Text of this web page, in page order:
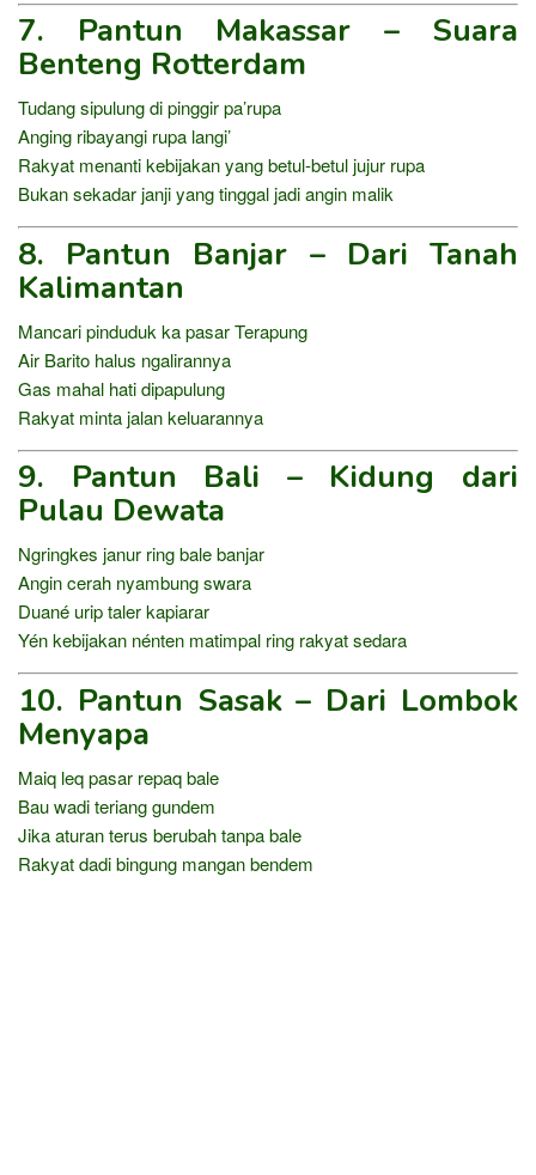
7. Pantun Makassar – Suara
Benteng Rotterdam
Tudang sipulung di pinggir pa’rupa
Anging ribayangi rupa langi’
Rakyat menanti kebijakan yang betul-betul jujur rupa
Bukan sekadar janji yang tinggal jadi angin malik
8. Pantun Banjar – Dari Tanah
Kalimantan
Mancari pinduduk ka pasar Terapung
Air Barito halus ngalirannya
Gas mahal hati dipapulung
Rakyat minta jalan keluarannya
9. Pantun Bali – Kidung dari
Pulau Dewata
Ngringkes janur ring bale banjar
Angin cerah nyambung swara
Duané urip taler kapiarar
Yén kebijakan nénten matimpal ring rakyat sedara
10. Pantun Sasak – Dari Lombok
Menyapa
Maiq leq pasar repaq bale
Bau wadi teriang gundem
Jika aturan terus berubah tanpa bale
Rakyat dadi bingung mangan bendem